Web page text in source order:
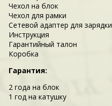
Чехол на блок
Чехол для рамки
Сетевой адаптер для зарядки
Инструкция
Гарантийный талон
Коробка
Гарантия:
2 года на блок
1 год на катушку